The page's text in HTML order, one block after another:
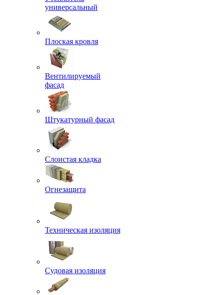
универсальный
Плоская кровля
Вентилируемый
фасад
Штукатурный фасад
Слоистая кладка
Огнезащита
Техническая изоляция
Судовая изоляция